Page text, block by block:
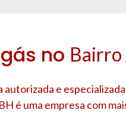
no
e
é uma empresa com